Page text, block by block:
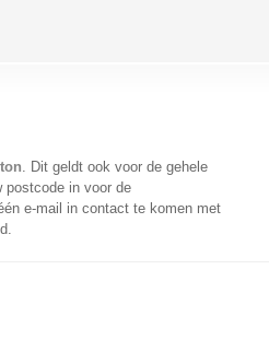
. Dit geldt ook voor de gehele
postcode in voor de
e-mail in contact te komen met